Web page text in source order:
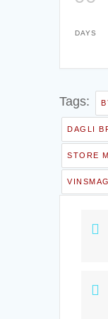
DAYS
Tags:
DAGLI
STORE